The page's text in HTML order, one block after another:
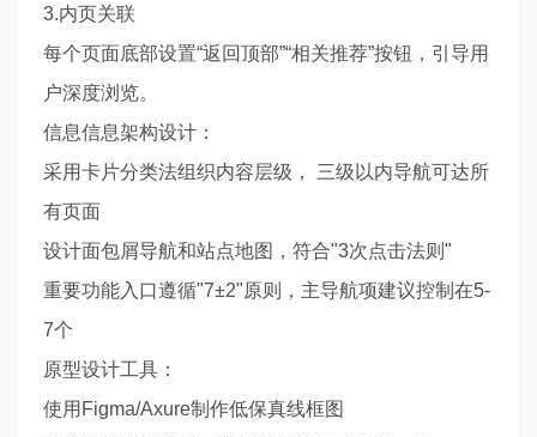
3.内页关联
每个页面底部设置“返回顶部”“相关推荐”按钮，引导用
户深度浏览。
信息信息架构设计：
采用卡片分类法组织内容层级， 三级以内导航可达所
有页面
设计面包屑导航和站点地图，符合"3次点击法则"
重要功能入口遵循"7±2"原则，主导航项建议控制在5-
7个
原型设计工具：
使用Figma/Axure制作低保真线框图